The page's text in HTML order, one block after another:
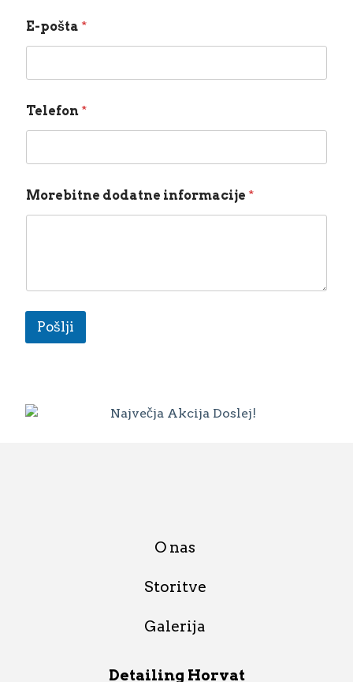
o
n
I
e
E-pošta *
Telefon *
Morebitne dodatne informacije *
Pošlji
O nas
Storitve
Galerija
Detailing Horvat